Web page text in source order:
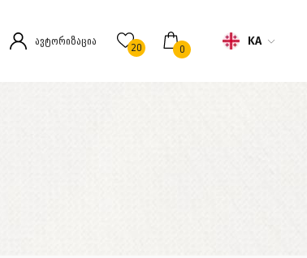
ავტორიზაცია 20 0
KA